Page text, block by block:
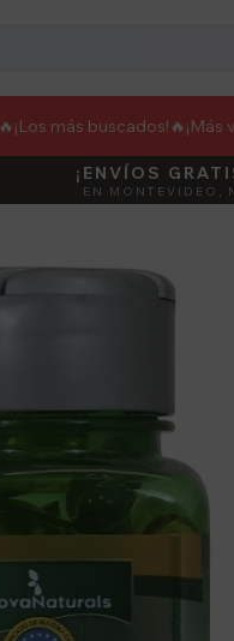
🔥¡Los más buscados!🔥 ¡Más
¡ENVÍOS
EN MONTEVIDEO,